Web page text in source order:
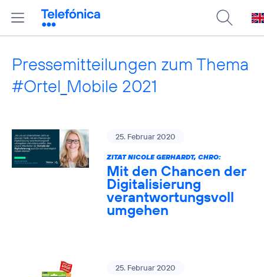
Pressemitteilungen zum Thema
#Ortel_Mobile 2021
25. Februar 2020
ZITAT NICOLE GERHARDT, CHRO:
Mit den Chancen der
Digitalisierung
verantwortungsvoll
umgehen
25. Februar 2020